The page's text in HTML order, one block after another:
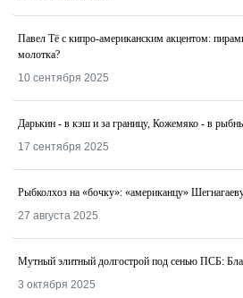
Павел Тё с кипро-американским акцентом:
молотка?
10 сентября 2025
Дарькин - в кэш и за границу, Кожемяко - в
17 сентября 2025
Рыбколхоз на «бочку»: «американцу»
27 августа 2025
Мутный элитный долгострой под сенью ПСБ:
3 октября 2025